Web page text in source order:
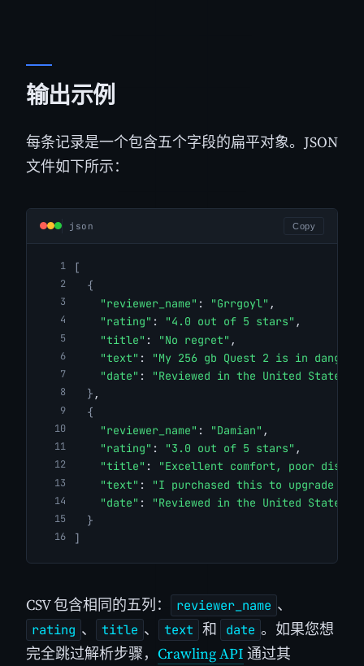
输出示例
每条记录是一个包含五个字段的扁平对象。JSON
文件如下所示：
json Copy
[
{
"reviewer_name" : "Grrgoyl" ,
"rating" : "4.0 out of 5 stars" ,
"title" : "No regret" ,
"text" :
"My 256 gb Quest 2 is in
"date" :
"Reviewed in the United States
} ,
{
"reviewer_name" : "Damian" ,
"rating" : "3.0 out of 5 stars" ,
"title" :
"Excellent comfort, poor
"text" :
"I purchased this to upgrade
"date" :
"Reviewed in the United States
}
]
CSV 包含相同的五列： reviewer_name 、
rating 、 title 、 text 和 date 。如果您想
完全跳过解析步骤， Crawling API 通过其